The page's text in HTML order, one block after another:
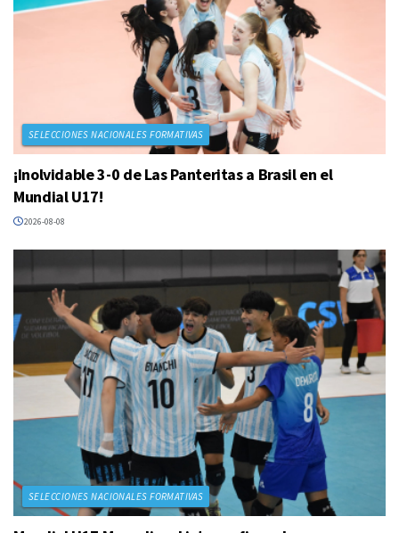
SELECCIONES NACIONALES FORMATIVAS
¡Inolvidable 3-0 de Las Panteritas a Brasil en el
Mundial U17!
2026-08-08
SELECCIONES NACIONALES FORMATIVAS